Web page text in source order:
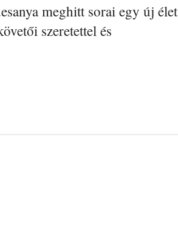
meghitt sorai egy új élet
szeretettel és